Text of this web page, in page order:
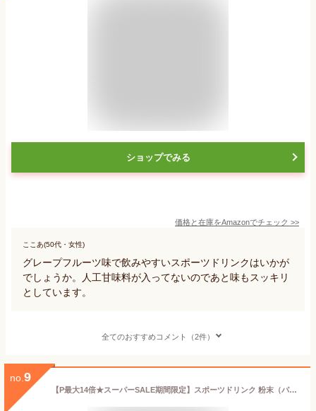
ショップでみる
価格と在庫をAmazonでチェック >>
ここあ(50代・女性)
グレープフルーツ味で飲みやすいスポーツドリンクはいかが
でしょうか。人工甘味料が入ってないのであと味もスッキリ
としています。
全てのおすすめコメント（2件）
no. 9
【P最大14倍★スーパーSALE期間限定】スポーツドリンク 粉末（パウダー）1L用 (5袋入) 1リットル用 プレーン 送料無料